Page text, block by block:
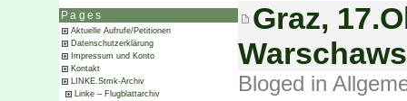
Pages
Aktuelle Aufrufe/Petitionen
Datenschutzerklärung
Impressum und Konto
Kontakt
LINKE.Stmk-Archiv
Linke – Flugblattarchiv
Graz,
Bloged in